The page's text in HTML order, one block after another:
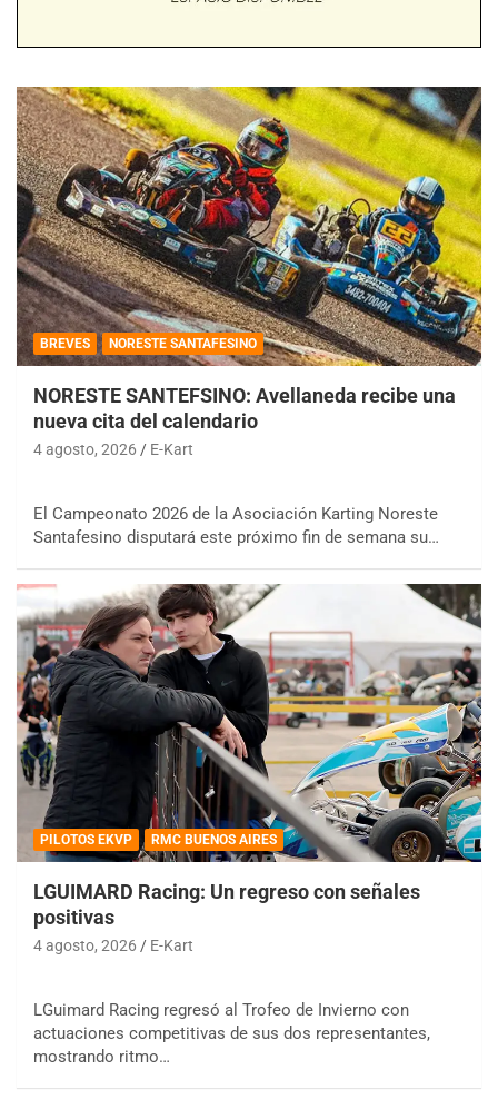
BREVES NORESTE SANTAFESINO
NORESTE SANTEFSINO: Avellaneda recibe una
nueva cita del calendario
4 agosto, 2026 E-Kart
El Campeonato 2026 de la Asociación Karting Noreste
Santafesino disputará este próximo fin de semana su…
PILOTOS EKVP RMC BUENOS AIRES
LGUIMARD Racing: Un regreso con señales
positivas
4 agosto, 2026 E-Kart
LGuimard Racing regresó al Trofeo de Invierno con
actuaciones competitivas de sus dos representantes,
mostrando ritmo…